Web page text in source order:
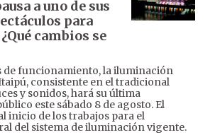
a uno de sus
para
cambios se
de funcionamiento, la iluminación
consistente en el tradicional
y sonidos, hará su última
este sábado 8 de agosto. El
inicio de los trabajos para el
del sistema de iluminación vigente.